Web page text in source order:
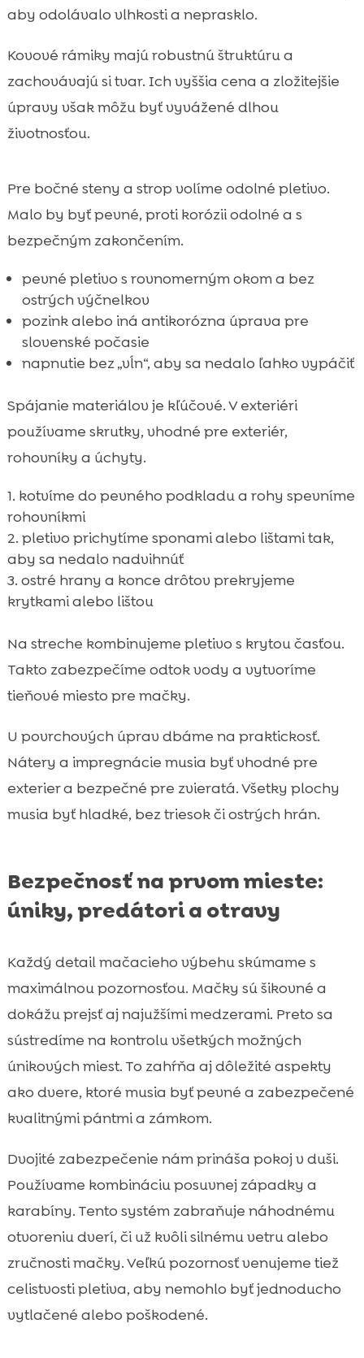
aby odolávalo vlhkosti a neprasklo.
Kovové rámiky majú robustnú štruktúru a
zachovávajú si tvar. Ich vyššia cena a zložitejšie
úpravy však môžu byť vyvážené dlhou
životnosťou.
Pre bočné steny a strop volíme odolné pletivo.
Malo by byť pevné, proti korózii odolné a s
bezpečným zakončením.
pevné pletivo s rovnomerným okom a bez
ostrých výčnelkov
pozink alebo iná antikorózna úprava pre
slovenské počasie
napnutie bez „vĺn“, aby sa nedalo ľahko vypáčiť
Spájanie materiálov je kľúčové. V exteriéri
používame skrutky, vhodné pre exteriér,
rohovníky a úchyty.
kotvíme do pevného podkladu a rohy spevníme
rohovníkmi
pletivo prichytíme sponami alebo lištami tak,
aby sa nedalo nadvihnúť
ostré hrany a konce drôtov prekryjeme
krytkami alebo lištou
Na streche kombinujeme pletivo s krytou časťou.
Takto zabezpečíme odtok vody a vytvoríme
tieňové miesto pre mačky.
U povrchových úprav dbáme na praktickosť.
Nátery a impregnácie musia byť vhodné pre
exterier a bezpečné pre zvieratá. Všetky plochy
musia byť hladké, bez triesok či ostrých hrán.
Bezpečnosť na prvom mieste:
úniky, predátori a otravy
Každý detail mačacieho výbehu skúmame s
maximálnou pozornosťou. Mačky sú šikovné a
dokážu prejsť aj najužšími medzerami. Preto sa
sústredíme na kontrolu všetkých možných
únikových miest. To zahŕňa aj dôležité aspekty
ako dvere, ktoré musia byť pevné a zabezpečené
kvalitnými pántmi a zámkom.
Dvojité zabezpečenie nám prináša pokoj v duši.
Používame kombináciu posuvnej západky a
karabíny. Tento systém zabraňuje náhodnému
otvoreniu dverí, či už kvôli silnému vetru alebo
zručnosti mačky. Veľkú pozornosť venujeme tiež
celistvosti pletiva, aby nemohlo byť jednoducho
vytlačené alebo poškodené.